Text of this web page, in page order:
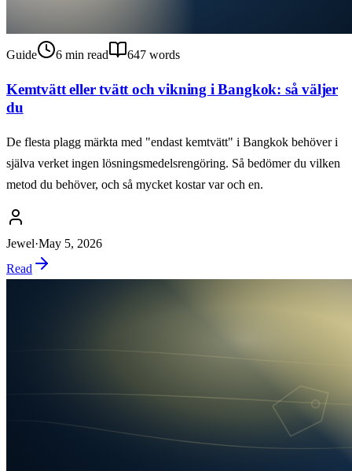
Guide 6 min read 647 words
Kemtvätt eller tvätt och vikning i Bangkok: så väljer
du
De flesta plagg märkta med "endast kemtvätt" i Bangkok behöver i
själva verket ingen lösningsmedelsrengöring. Så bedömer du vilken
metod du behöver, och så mycket kostar var och en.
Jewel·May 5, 2026
Read